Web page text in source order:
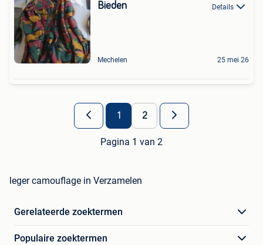
Bieden Details
Mechelen 25 mei 26
1 2
Pagina 1 van 2
leger camouflage in Verzamelen
Gerelateerde zoektermen
Populaire zoektermen